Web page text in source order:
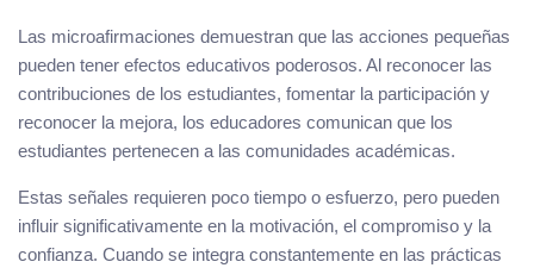
Las microafirmaciones demuestran que las acciones pequeñas
pueden tener efectos educativos poderosos. Al reconocer las
contribuciones de los estudiantes, fomentar la participación y
reconocer la mejora, los educadores comunican que los
estudiantes pertenecen a las comunidades académicas.
Estas señales requieren poco tiempo o esfuerzo, pero pueden
influir significativamente en la motivación, el compromiso y la
confianza. Cuando se integra constantemente en las prácticas